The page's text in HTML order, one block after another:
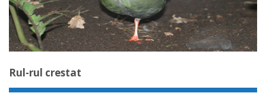
Rul-rul crestat